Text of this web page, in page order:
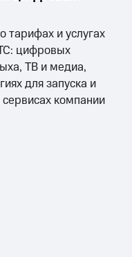
тарифах и услугах
цифровых
ТВ и медиа,
для запуска и
компании